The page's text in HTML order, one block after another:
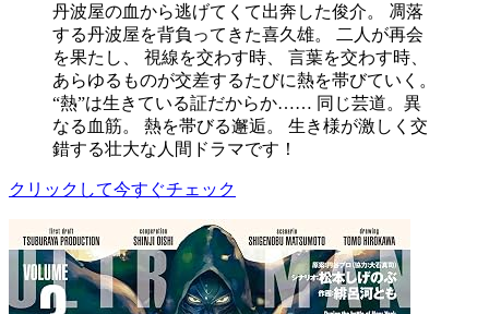
丹波屋の血から逃げてくて出奔した俊介。 凋落
する丹波屋を背負ってきた喜久雄。 二人が再会
を果たし、 視線を交わす時、 言葉を交わす時、
あらゆるものが交差するたびに熱を帯びていく。
“熱”は生きている証だからか…… 同じ芸道。異
なる血筋。 熱を帯びる邂逅。 生き様が激しく交
錯する壮大な人間ドラマです！
クリックして今すぐチェック